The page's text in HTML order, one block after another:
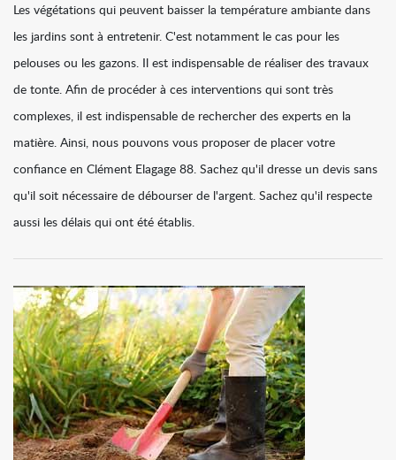
Les végétations qui peuvent baisser la température ambiante dans
les jardins sont à entretenir. C'est notamment le cas pour les
pelouses ou les gazons. Il est indispensable de réaliser des travaux
de tonte. Afin de procéder à ces interventions qui sont très
complexes, il est indispensable de rechercher des experts en la
matière. Ainsi, nous pouvons vous proposer de placer votre
confiance en Clément Elagage 88. Sachez qu'il dresse un devis sans
qu'il soit nécessaire de débourser de l'argent. Sachez qu'il respecte
aussi les délais qui ont été établis.